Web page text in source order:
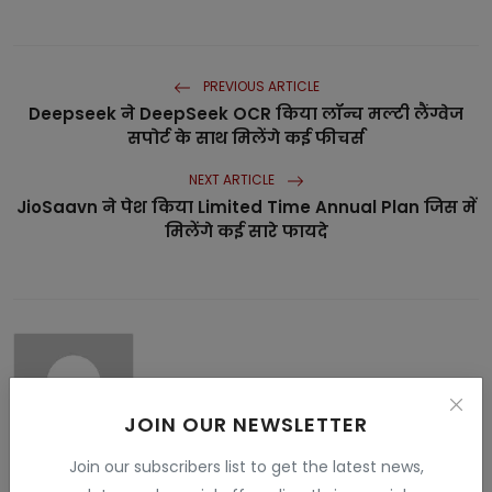
JOIN OUR NEWSLETTER
Join our subscribers list to get the latest news,
PREVIOUS ARTICLE
Deepseek ने DeepSeek OCR किया लॉन्च मल्टी लैंग्वेज
सपोर्ट के साथ मिलेंगे कई फीचर्स
NEXT ARTICLE
JioSaavn ने पेश किया Limited Time Annual Plan जिस में
मिलेंगे कई सारे फायदे
Vandana Rajput